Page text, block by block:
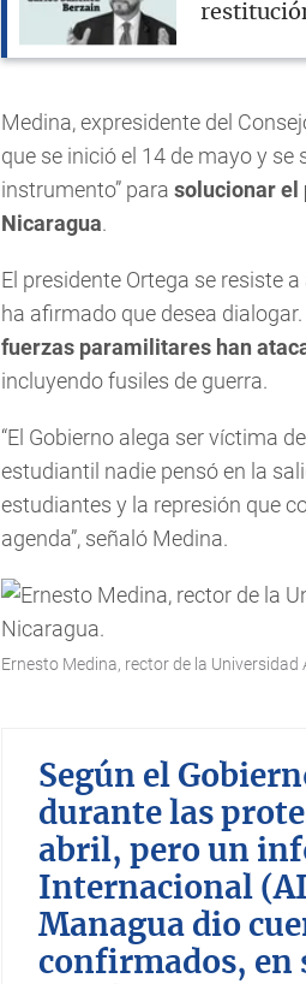
Medina, expresidente del
que se inició el 14 de mayo y se
instrumento” para solucionar el
Nicaragua.
El presidente Ortega se resiste
ha afirmado que desea
fuerzas paramilitares han
incluyendo fusiles de guerra.
“El Gobierno alega ser víctima
estudiantil nadie pensó en la
estudiantes y la represión que
agenda”, señaló Medina.
Ernesto Medina, rector de la
Según el
durante las
abril, pero un
Internacional
Managua dio
confirmados, en